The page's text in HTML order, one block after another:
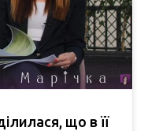
що в її